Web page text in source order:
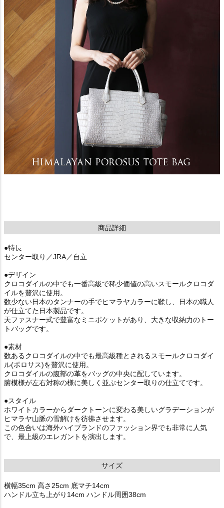
商品詳細
●特長
センター取り／JRA／自立
●デザイン
クロコダイルの中でも一番高級で稀少価値の高いスモールクロコダ
イルを贅沢に使用。
数少ない日本のタンナーの手でヒマラヤカラーに鞣し、日本の職人
が仕立てた日本製品です。
天ファスナー式で豊富なミニポケットがあり、大きな収納力のトー
トバッグです。
●素材
数あるクロコダイルの中でも最高級種とされるスモールクロコダイ
ル(ポロサス)を贅沢に使用。
クロコダイルの腹部の革をバッグの中央に配しています。
腑模様が左右対称の様に美しく並ぶセンター取りの仕立てです。
●スタイル
ホワイトカラーからダークトーンに変わる美しいグラデーションが
ヒマラヤ山脈の雪解けを彷彿させます。
この色合いは海外ハイブランドのファッション界でも非常に人気
で、最上級のエレガントを演出します。
サイズ
横幅35cm 高さ25cm 底マチ14cm
ハンドル立ち上がり14cm ハンドル周囲38cm